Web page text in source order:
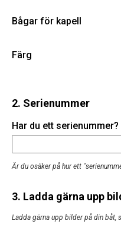
Bågar för kapell
Färg
2. Serienummer
Har du ett serienummer?
Är du osäker på hur ett
3. Ladda gärna upp
Ladda gärna upp bilder på din